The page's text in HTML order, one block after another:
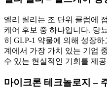
엘리 릴리는 조 단위 클럽에
케어 후보 중 하나입니다. 당
히 GLP-1 약물에 의해 성장
계에서 가장 가치 있는 기업
수 있는 현실적인 기회를 제
마이크론 테크놀로지 –